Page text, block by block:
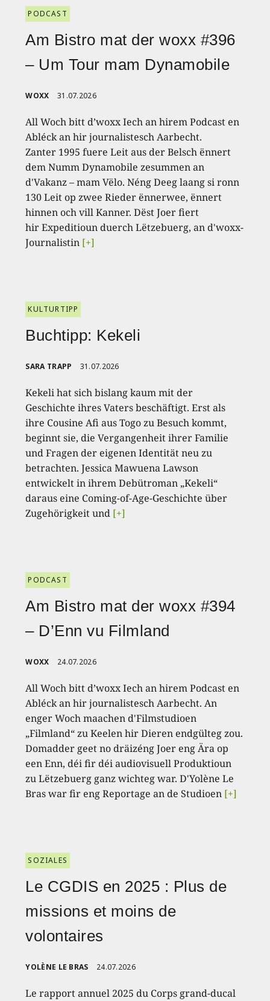
PODCAST
Am Bistro mat der woxx #396
– Um Tour mam Dynamobile
WOXX 31.07.2026
All Woch bitt d’woxx Iech an hirem Podcast en
Abléck an hir journalistesch Aarbecht.
Zanter 1995 fuere Leit aus der Belsch ënnert
dem Numm Dynamobile zesummen an
d'Vakanz – mam Vëlo. Néng Deeg laang si ronn
130 Leit op zwee Rieder ënnerwee, ënnert
hinnen och vill Kanner. Dëst Joer fiert
hir Expeditioun duerch Lëtzebuerg, an d'woxx-
Journalistin [+]
KULTURTIPP
Buchtipp: Kekeli
SARA TRAPP 31.07.2026
Kekeli hat sich bislang kaum mit der
Geschichte ihres Vaters beschäftigt. Erst als
ihre Cousine Afi aus Togo zu Besuch kommt,
beginnt sie, die Vergangenheit ihrer Familie
und Fragen der eigenen Identität neu zu
betrachten. Jessica Mawuena Lawson
entwickelt in ihrem Debütroman „Kekeli“
daraus eine Coming-of-Age-Geschichte über
Zugehörigkeit und [+]
PODCAST
Am Bistro mat der woxx #394
– D’Enn vu Filmland
WOXX 24.07.2026
All Woch bitt d’woxx Iech an hirem Podcast en
Abléck an hir journalistesch Aarbecht. An
enger Woch maachen d'Filmstudioen
„Filmland“ zu Keelen hir Dieren endgülteg zou.
Domadder geet no dräizéng Joer eng Ära op
een Enn, déi fir déi audiovisuell Produktioun
zu Lëtzebuerg ganz wichteg war. D'Yolène Le
Bras war fir eng Reportage an de Studioen [+]
SOZIALES
Le CGDIS en 2025 : Plus de
missions et moins de
volontaires
YOLÈNE LE BRAS 24.07.2026
Le rapport annuel 2025 du Corps grand-ducal